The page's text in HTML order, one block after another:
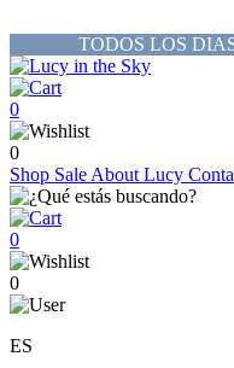
TODOS LOS
0
0
Shop Sale About Lucy
0
0
ES